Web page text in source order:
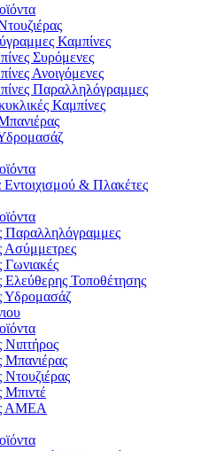
Καμπίνες
Συρόμενες
Ανοιγόμενες
Παραλληλόγραμμες
Καμπίνες
Εντοιχισμού & Πλακέτες
Παραλληλόγραμμες
Ασύμμετρες
Γωνιακές
Ελεύθερης Τοποθέτησης
Υδρομασάζ
Νιπτήρος
Μπανιέρας
Μπιντέ
ΑΜΕΑ